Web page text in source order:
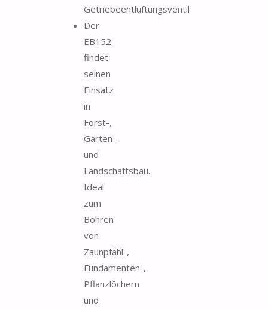
Getriebeentlüftungsventil
Der
EB152
findet
seinen
Einsatz
in
Forst-,
Garten-
und
Landschaftsbau.
Ideal
zum
Bohren
von
Zaunpfahl-,
Fundamenten-,
Pflanzlöchern
und